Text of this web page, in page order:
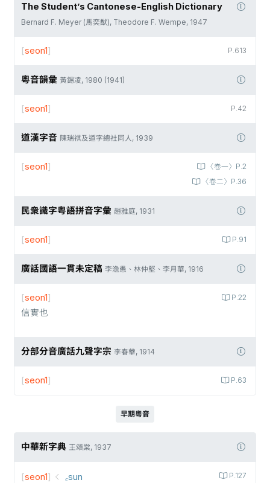
The Student’s Cantonese-English Dictionary
Bernard F. Meyer (馬奕猷), Theodore F. Wempe, 1947
P.613
[seon1]
粵音韻彙 黃錫凌, 1980 (1941)
P.42
[seon1]
道漢字音 陳瑞祺及道字總社同人, 1939
〈卷一〉P.2
〈卷二〉P.36
[seon1]
民衆識字粤語拼音字彙 趙雅庭, 1931
P.91
[seon1]
廣話國語一貫未定稿 李澹愚、林仲堅、李月華, 1916
P.22
[seon1]
信實也
分部分音廣話九聲字宗 李春華, 1914
P.63
[seon1]
早期粵音
中華新字典 王頌棠, 1937
P.127
[seon1] ꜀sun